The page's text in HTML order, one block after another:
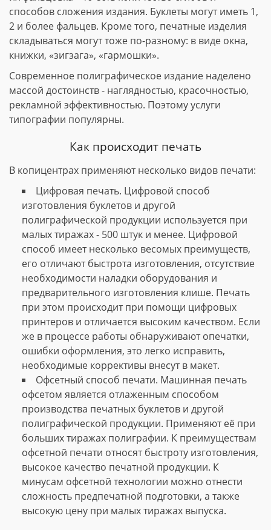
способов сложения издания. Буклеты могут иметь 1,
2 и более фальцев. Кроме того, печатные изделия
складываться могут тоже по-разному: в виде окна,
книжки, «зигзага», «гармошки».
Современное полиграфическое издание наделено
массой достоинств - наглядностью, красочностью,
рекламной эффективностью. Поэтому услуги
типографии популярны.
Как происходит печать
В копицентрах применяют несколько видов печати:
Цифровая печать. Цифровой способ
изготовления буклетов и другой
полиграфической продукции используется при
малых тиражах - 500 штук и менее. Цифровой
способ имеет несколько весомых преимуществ,
его отличают быстрота изготовления, отсутствие
необходимости наладки оборудования и
предварительного изготовления клише. Печать
при этом происходит при помощи цифровых
принтеров и отличается высоким качеством. Если
же в процессе работы обнаруживают опечатки,
ошибки оформления, это легко исправить,
необходимые коррективы внесут в макет.
Офсетный способ печати. Машинная печать
офсетом является отлаженным способом
производства печатных буклетов и другой
полиграфической продукции. Применяют её при
больших тиражах полиграфии. К преимуществам
офсетной печати относят быстроту изготовления,
высокое качество печатной продукции. К
минусам офсетной технологии можно отнести
сложность предпечатной подготовки, а также
высокую цену при малых тиражах выпуска.